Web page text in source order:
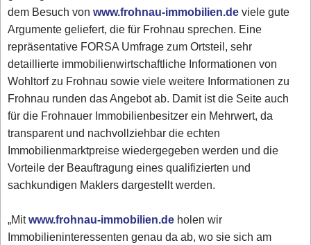
dem Besuch vonwww.frohnau-immobilien.deviele gute
Argumente geliefert, die für Frohnau sprechen. Eine
repräsentative FORSA Umfrage zum Ortsteil, sehr
detaillierte immobilienwirtschaftliche Informationen von
Wohltorf zu Frohnau sowie viele weitere Informationen zu
Frohnau runden das Angebot ab. Damit ist die Seite auch
für die Frohnauer Immobilienbesitzer ein Mehrwert, da
transparent und nachvollziehbar die echten
Immobilienmarktpreise wiedergegeben werden und die
Vorteile der Beauftragung eines qualifizierten und
sachkundigen Maklers dargestellt werden.
„Mitwww.frohnau-immobilien.de holen wir
Immobilieninteressenten genau da ab, wo sie sich am